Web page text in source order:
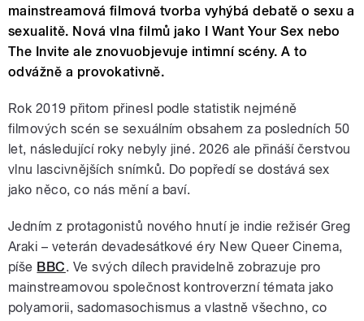
mainstreamová filmová tvorba vyhýbá debatě o sexu a
sexualitě. Nová vlna filmů jako I Want Your Sex nebo
The Invite ale znovuobjevuje intimní scény. A to
odvážně a provokativně.
Rok 2019 přitom přinesl podle statistik nejméně
filmových scén se sexuálním obsahem za posledních 50
let, následující roky nebyly jiné. 2026 ale přináší čerstvou
vlnu lascivnějších snímků. Do popředí se dostává sex
jako něco, co nás mění a baví.
Jedním z protagonistů nového hnutí je indie režisér Greg
Araki – veterán devadesátkové éry New Queer Cinema,
píše BBC. Ve svých dílech pravidelně zobrazuje pro
mainstreamovou společnost kontroverzní témata jako
polyamorii, sadomasochismus a vlastně všechno, co